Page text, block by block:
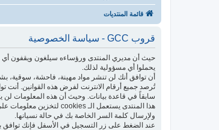
قائمة المنتديات
قروب GCC - سياسة الخصوصية
حيث أن مديري المنتدى ورؤساءه سيلغون ويقفون أي
يحملوا أي مسؤولية لذلك.
أن توافق أنك لن تنشر مواد مهينة، فاحشة،
تُرصد جميع أرقام الانترنت لفرض هذه القوانين. أنت
سابقاً في قاعدة بيانات. وحيث أن هذه المعلومات لن
ولإرسال كلمة السر الخاصة بك في حالة نسيانها.
عند الضغط على زر التسجيل في الأسفل فإنك توافق بأن